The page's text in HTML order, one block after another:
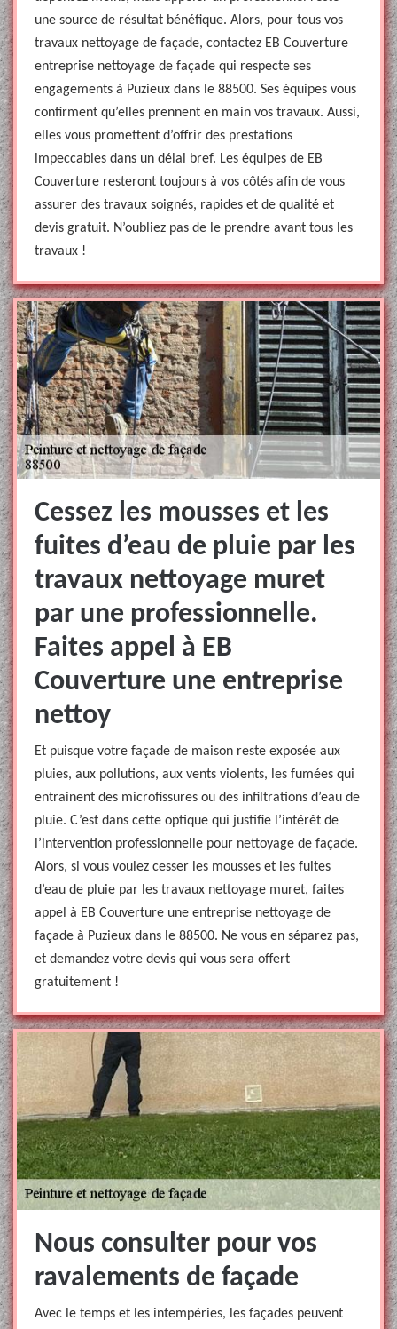
une source de résultat bénéfique. Alors, pour tous vos
travaux nettoyage de façade, contactez EB Couverture
entreprise nettoyage de façade qui respecte ses
engagements à Puzieux dans le 88500. Ses équipes vous
confirment qu’elles prennent en main vos travaux. Aussi,
elles vous promettent d’offrir des prestations
impeccables dans un délai bref. Les équipes de EB
Couverture resteront toujours à vos côtés afin de vous
assurer des travaux soignés, rapides et de qualité et
devis gratuit. N’oubliez pas de le prendre avant tous les
travaux !
Cessez les mousses et les
fuites d’eau de pluie par les
travaux nettoyage muret
par une professionnelle.
Faites appel à EB
Couverture une entreprise
nettoy
Et puisque votre façade de maison reste exposée aux
pluies, aux pollutions, aux vents violents, les fumées qui
entrainent des microfissures ou des infiltrations d’eau de
pluie. C’est dans cette optique qui justifie l’intérêt de
l’intervention professionnelle pour nettoyage de façade.
Alors, si vous voulez cesser les mousses et les fuites
d’eau de pluie par les travaux nettoyage muret, faites
appel à EB Couverture une entreprise nettoyage de
façade à Puzieux dans le 88500. Ne vous en séparez pas,
et demandez votre devis qui vous sera offert
gratuitement !
Nous consulter pour vos
ravalements de façade
Avec le temps et les intempéries, les façades peuvent